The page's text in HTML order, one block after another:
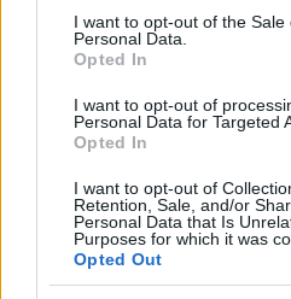
consent section.
I want to opt-out of the Sale
Personal Data.
Opted In
I want to opt-out of
Personal Data for Targeted
Opted In
I want to opt-out of
Retention, Sale, and/or
Personal Data that Is
Purposes for which it was
Opted Out
À lire aussi